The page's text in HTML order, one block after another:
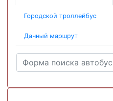
Городской троллейбус
Дачный маршрут